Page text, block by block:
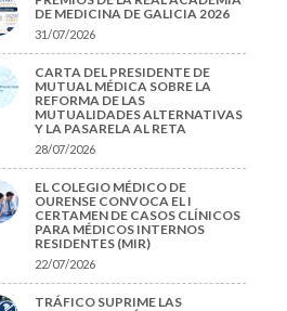
DE MEDICINA DE GALICIA 2026
31/07/2026
CARTA DEL PRESIDENTE DE
MUTUAL MÉDICA SOBRE LA
REFORMA DE LAS
MUTUALIDADES ALTERNATIVAS
Y LA PASARELA AL RETA
28/07/2026
EL COLEGIO MÉDICO DE
OURENSE CONVOCA EL I
CERTAMEN DE CASOS CLÍNICOS
PARA MÉDICOS INTERNOS
RESIDENTES (MIR)
22/07/2026
TRÁFICO SUPRIME LAS